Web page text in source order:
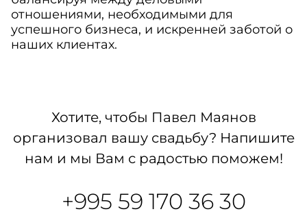
отношениями, необходимыми для
успешного бизнеса, и искренней заботой о
наших клиентах.
Хотите, чтобы Павел Маянов
организовал вашу свадьбу? Напишите
нам и мы Вам с радостью поможем!
+995 59 170 36 30